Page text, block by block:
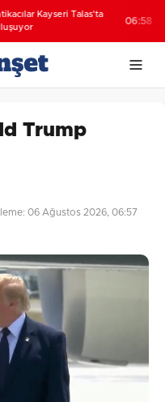
Kayseri Talas'ta
06:58
Trump
06 Ağustos 2026, 06:57